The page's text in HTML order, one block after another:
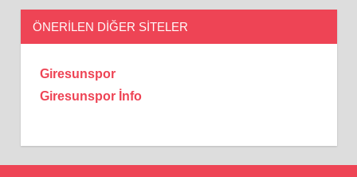
ÖNERILEN DIĞER SITELER
Giresunspor
Giresunspor İnfo